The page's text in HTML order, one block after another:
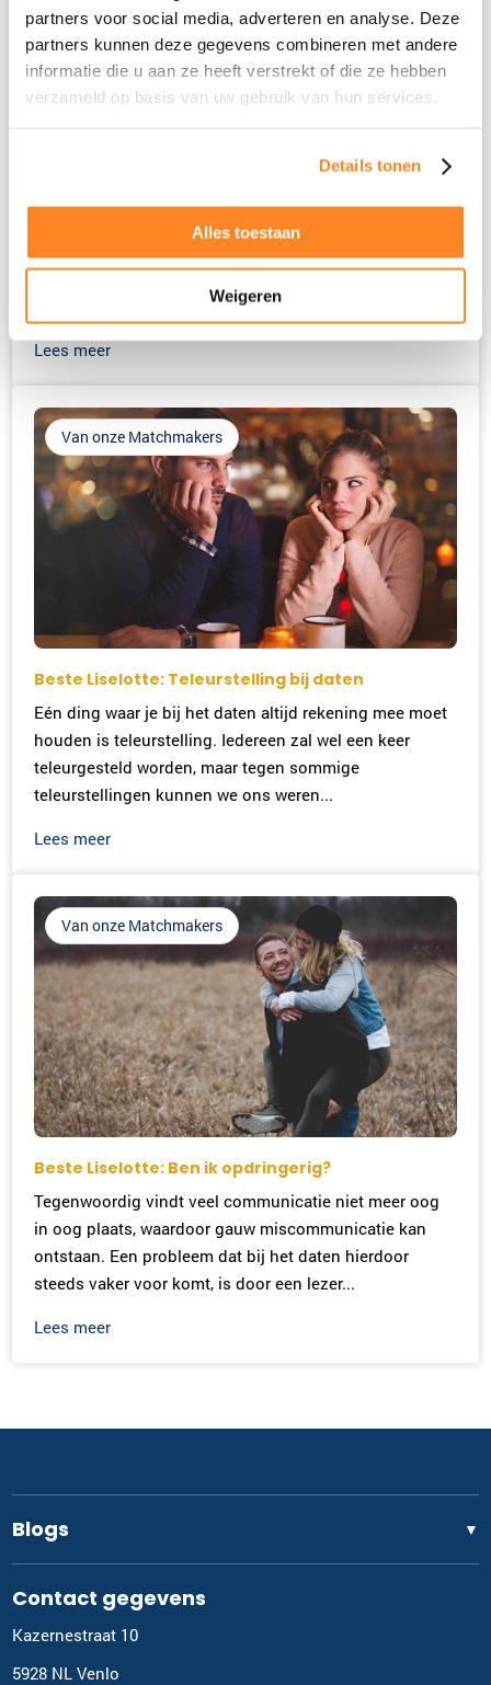
partners voor social media, adverteren en analyse. Deze
partners kunnen deze gegevens combineren met andere
informatie die u aan ze heeft verstrekt of die ze hebben
verzameld op basis van uw gebruik van hun services.
Details tonen
Alles toestaan
Weigeren
De geheimen van Matchmakers: Hoe jij de juiste
De zoektocht naar de juiste partner kan voelen als het
sommige mensen lijken te weten wie perfect bij hen
Lees meer
Van onze Matchmakers
Beste Liselotte: Teleurstelling bij daten
Eén ding waar je bij het daten altijd rekening mee moet
houden is teleurstelling. Iedereen zal wel een keer
teleurgesteld worden, maar tegen sommige
teleurstellingen kunnen we ons weren...
Lees meer
Van onze Matchmakers
Beste Liselotte: Ben ik opdringerig?
Tegenwoordig vindt veel communicatie niet meer oog
in oog plaats, waardoor gauw miscommunicatie kan
ontstaan. Een probleem dat bij het daten hierdoor
steeds vaker voor komt, is door een lezer...
Lees meer
Blogs ▼
Contact gegevens
Kazernestraat 10
5928 NL Venlo